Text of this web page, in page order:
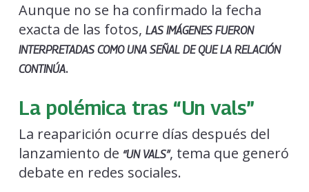
Aunque no se ha confirmado la fecha
exacta de las fotos, LAS IMÁGENES FUERON
INTERPRETADAS COMO UNA SEÑAL DE QUE LA RELACIÓN
CONTINÚA.
La polémica tras “Un vals”
La reaparición ocurre días después del
lanzamiento de “UN VALS”, tema que generó
debate en redes sociales.